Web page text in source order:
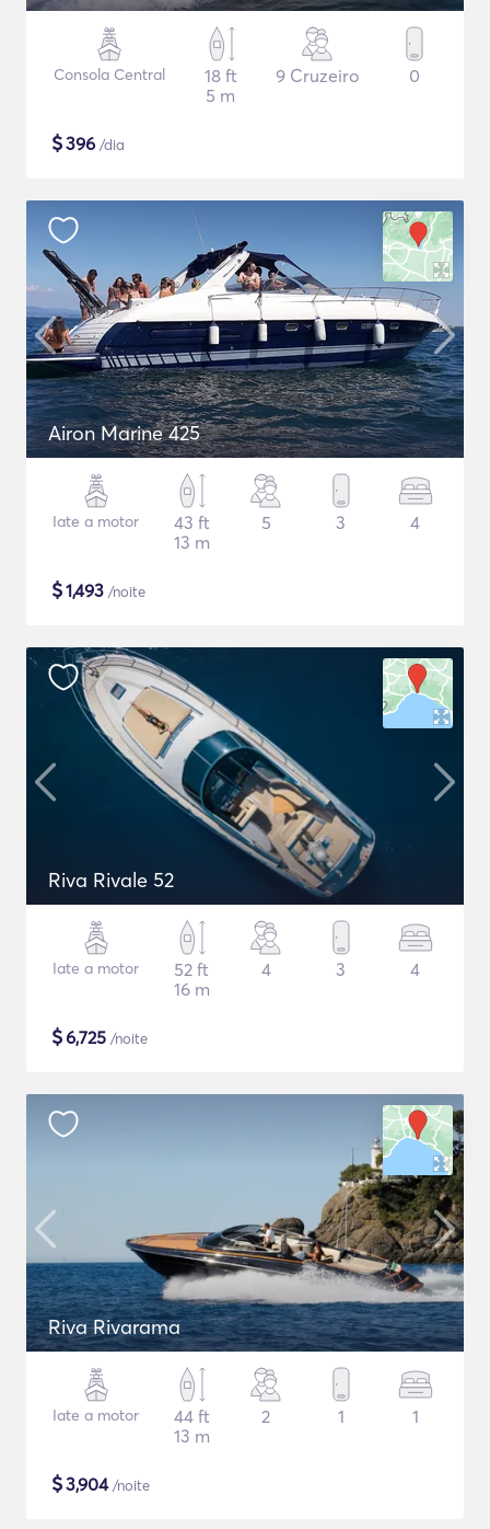
Consola Central
18 ft
5 m
9 Cruzeiro 0
$396 /dia
Airon Marine 425
Iate a motor
43 ft
13 m
5 3 4
$1,493 /noite
Riva Rivale 52
Iate a motor
52 ft
16 m
4 3 4
$6,725 /noite
Riva Rivarama
Iate a motor
44 ft
13 m
2 1 1
$3,904/noite